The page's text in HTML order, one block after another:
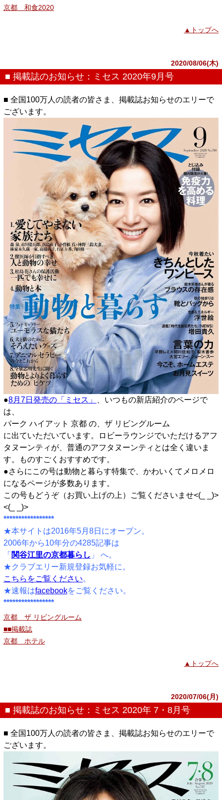
京都 和食2020
▲トップへ
2020/08/06(木)
■ 掲載誌のお知らせ：ミセス 2020年9月号
■ 全国100万人の読者の皆さま、掲載誌お知らせのエリーで
ございます。
●8月7日発売の「ミセス」
、いつもの新店紹介のページで
は、
パーク ハイアット 京都 の、ザ リビングルーム
に出ていただいています。ロビーラウンジでいただけるアフ
タヌーンティが、普通のアフタヌーンティとは全く違いま
す。ものすごくおすすめです。
●さらにこの号は動物と暮らす特集で、かわいくてメロメロ
になるページが多数あります。
この号もどうぞ（お買い上げの上）ご覧くださいませ<(_ _)>
<(_ _)>
*****************
★本サイトは2016年5月8日にオープン。
2006年から10年分の4285記事は
「 関谷江里の京都暮らし 」 へ。
★クラブエリー新規登録お気軽に。
こちらをご覧ください。
★速報はfacebookをご覧ください。
*****************
京都 ザ リビングルーム
■■掲載誌
京都 ホテル
▲トップへ
2020/07/06(月)
■ 掲載誌のお知らせ：ミセス 2020年 7・8月号
■ 全国100万人の読者の皆さま、掲載誌お知らせのエリーで
ございます。